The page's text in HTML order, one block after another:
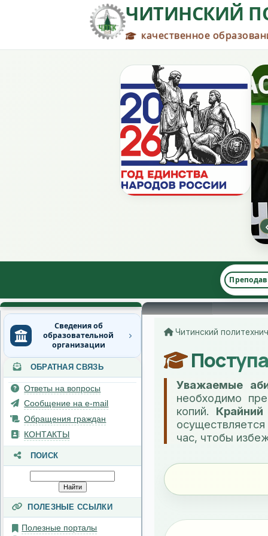
ЧИТИНСКИЙ
качественное
Сведения об
образовательной
организации
Основные сведения
Структура и органы
управления
образовательной
организацией
Документы
Образование
Руководство
Педагогический состав
Материально-
ОБРАТНАЯ СВЯЗЬ
Ответы на вопросы
Сообщение на e-mail
Обращения граждан
КОНТАКТЫ
ПОИСК
ПОЛЕЗНЫЕ ССЫЛКИ
Полезные порталы